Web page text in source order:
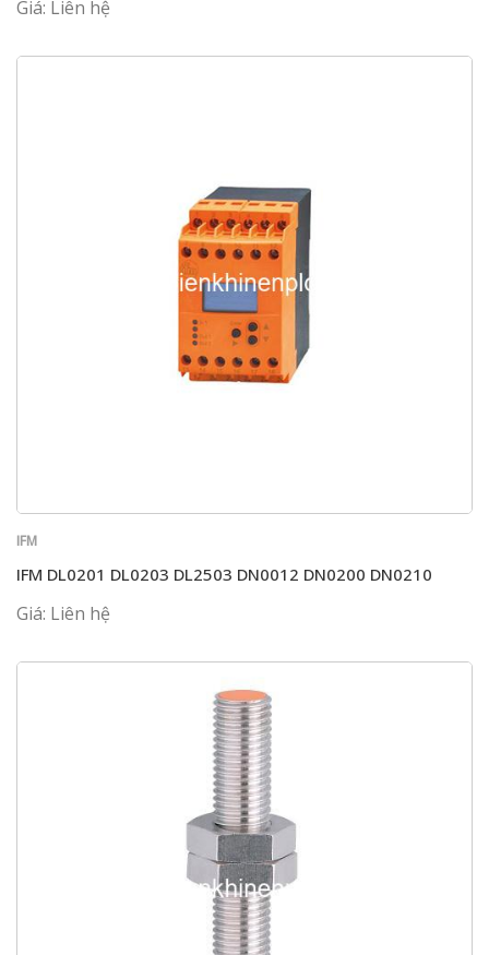
Giá: Liên hệ
IFM
IFM DL0201 DL0203 DL2503 DN0012 DN0200 DN0210
Giá: Liên hệ